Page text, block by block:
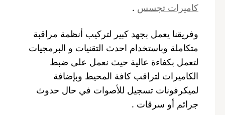
كاميرات تجسس .
وفريقنا يعمل بجهد كبير لتركيب أنظمة مراقبة
متكاملة وباستخدام احدث التقنيات و البرمجيات
لتعمل بكفاءة عالية حيث نعمل على ضبط
الكاميرات لتراقب كافة المحيط وبإضافة
لميكرفونات تسجيل للأصوات في حال حدوث
جرائم أو سرقات .